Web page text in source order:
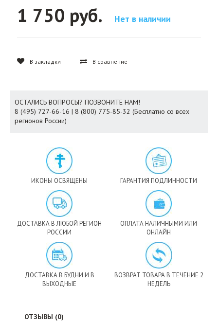
1 750 руб. Нет в наличии
В закладки В сравнение
ОСТАЛИСЬ ВОПРОСЫ? ПОЗВОНИТЕ НАМ!
8 (495) 727-66-16 | 8 (800) 775-85-32 (Бесплатно со всех
регионов России)
ИКОНЫ ОСВЯЩЕНЫ ГАРАНТИЯ ПОДЛИННОСТИ
ДОСТАВКА В ЛЮБОЙ РЕГИОН
РОССИИ
ОПЛАТА НАЛИЧНЫМИ ИЛИ
ОНЛАЙН
ДОСТАВКА В БУДНИ И В
ВЫХОДНЫЕ
ВОЗВРАТ ТОВАРА В ТЕЧЕНИЕ 2
НЕДЕЛЬ
ОТЗЫВЫ (0)